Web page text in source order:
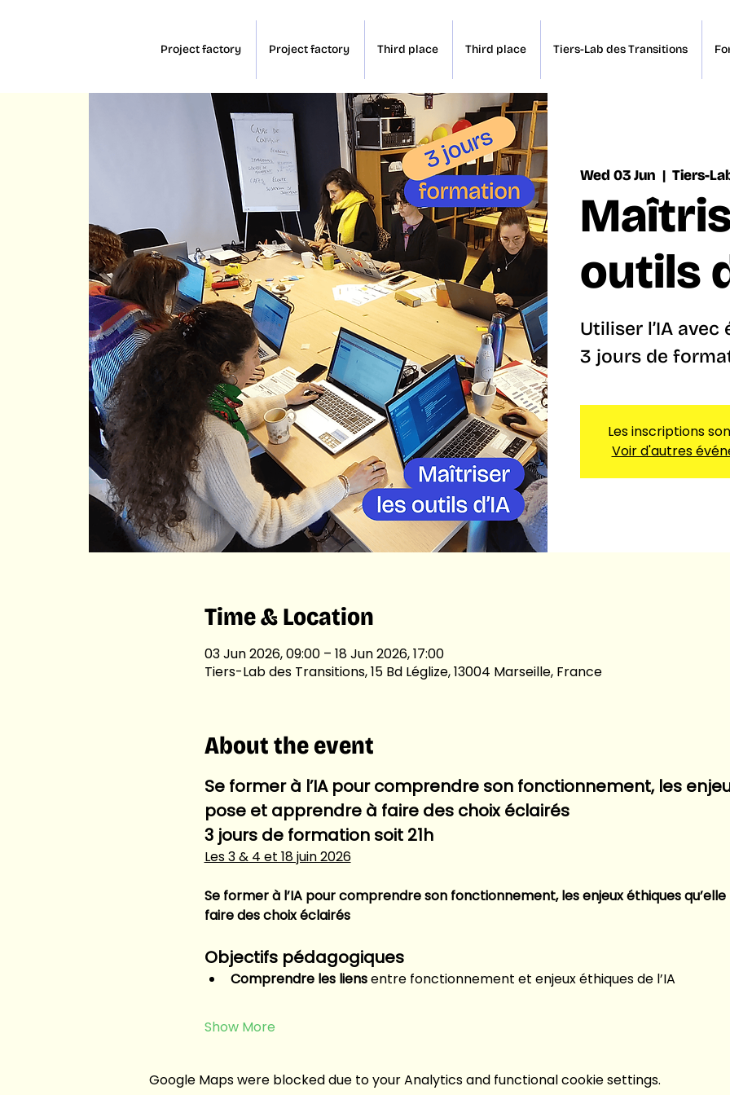
Project factory Project factory Third place Third place Tiers-Lab des Transitions
Wed 03 Jun
  |
Tiers-
outils
Utiliser l’IA
3 jours de
Les inscriptions
Voir d'autres
Time & Location
03 Jun 2026, 09:00 – 18 Jun 2026, 17:00
Tiers-Lab des Transitions, 15 Bd Léglize, 13004 Marseille, France
About the event
Se former à l’IA pour comprendre son fonctionnement, les
pose et apprendre à faire des choix éclairés
3 jours de formation soit 21h
Les 3 & 4 et 18 juin 2026
Se former à l’IA pour comprendre son fonctionnement, les enjeux éthiques
faire des choix éclairés
Objectifs pédagogiques
Comprendre les liens entre fonctionnement et enjeux éthiques de l’IA
Show More
Google Maps were blocked due to your Analytics and functional cookie settings.